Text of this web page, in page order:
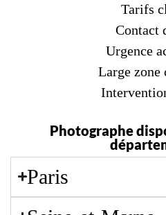
Tarifs
Contact
Urgence
Large zone
Photographe
Paris